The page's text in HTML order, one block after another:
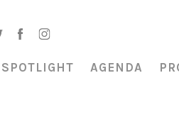
SPOTLIGHT AGENDA